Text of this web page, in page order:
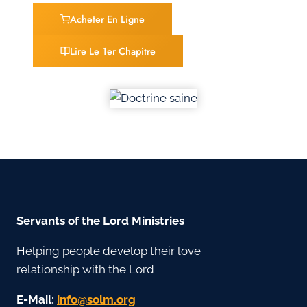
Acheter En Ligne
Lire Le 1er Chapitre
Servants of the Lord Ministries
Helping people develop their love
relationship with the Lord
E-Mail: gro.mlos@ofni